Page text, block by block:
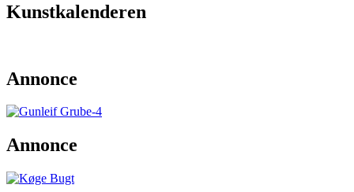
Kunstkalenderen
Annonce
Annonce